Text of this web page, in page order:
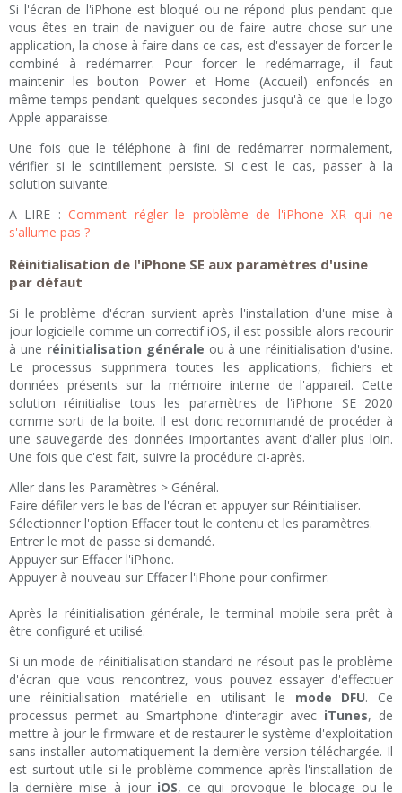
Si l'écran de l'iPhone est bloqué ou ne répond plus pendant que
vous êtes en train de naviguer ou de faire autre chose sur une
application, la chose à faire dans ce cas, est d'essayer de forcer le
combiné à redémarrer. Pour forcer le redémarrage, il faut
maintenir les bouton Power et Home (Accueil) enfoncés en
même temps pendant quelques secondes jusqu'à ce que le logo
Apple apparaisse.
Une fois que le téléphone à fini de redémarrer normalement,
vérifier si le scintillement persiste. Si c'est le cas, passer à la
solution suivante.
A LIRE :Comment régler le problème de l'iPhone XR qui ne
s'allume pas ?
Réinitialisation de l'iPhone SE aux paramètres d'usine
par défaut
Si le problème d'écran survient après l'installation d'une mise à
jour logicielle comme un correctif iOS, il est possible alors recourir
à une réinitialisation générale ou à une réinitialisation d'usine.
Le processus supprimera toutes les applications, fichiers et
données présents sur la mémoire interne de l'appareil. Cette
solution réinitialise tous les paramètres de l'iPhone SE 2020
comme sorti de la boite. Il est donc recommandé de procéder à
une sauvegarde des données importantes avant d'aller plus loin.
Une fois que c'est fait, suivre la procédure ci-après.
Aller dans les Paramètres > Général.
Faire défiler vers le bas de l'écran et appuyer sur Réinitialiser.
Sélectionner l'option Effacer tout le contenu et les paramètres.
Entrer le mot de passe si demandé.
Appuyer sur Effacer l'iPhone.
Appuyer à nouveau sur Effacer l'iPhone pour confirmer.
Après la réinitialisation générale, le terminal mobile sera prêt à
être configuré et utilisé.
Si un mode de réinitialisation standard ne résout pas le problème
d'écran que vous rencontrez, vous pouvez essayer d'effectuer
une réinitialisation matérielle en utilisant le mode DFU. Ce
processus permet au Smartphone d'interagir avec iTunes, de
mettre à jour le firmware et de restaurer le système d'exploitation
sans installer automatiquement la dernière version téléchargée. Il
est surtout utile si le problème commence après l'installation de
la dernière mise à jour iOS, ce qui provoque le blocage ou le